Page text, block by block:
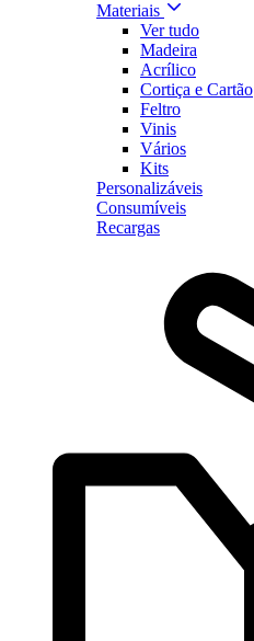
Materiais
Ver tudo
Madeira
Acrílico
Cortiça e Cartão
Feltro
Vinis
Vários
Kits
Personalizáveis
Consumíveis
Recargas